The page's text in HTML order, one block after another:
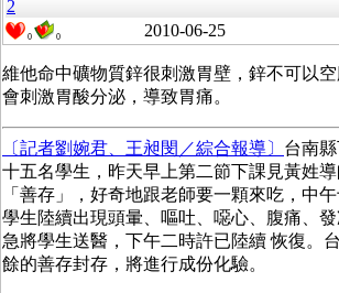
2
0 0 2010-06-25
維他命中礦物質鋅很刺激胃壁，鋅不可以
會刺激胃酸分泌，導致胃痛。
〔記者劉婉君、王昶閔／綜合報導〕 台南
十五名學生，昨天早上第二節下課見黃姓
「善存」，好奇地跟老師要一顆來吃，中
學生陸續出現頭暈、嘔吐、噁心、腹痛、
急將學生送醫，下午二時許已陸續 恢復。
餘的善存封存，將進行成份化驗。